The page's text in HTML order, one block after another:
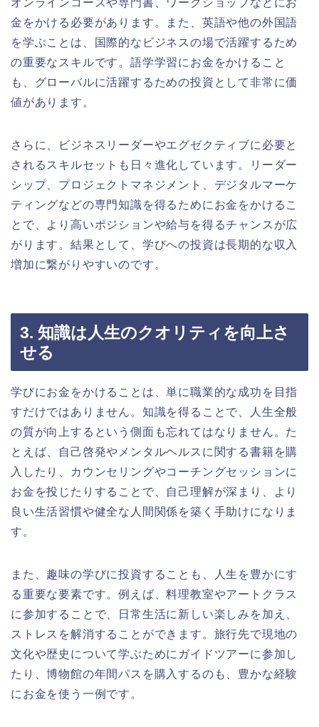
金をかける必要があります。また、英語や他の外国語
を学ぶことは、国際的なビジネスの場で活躍するため
の重要なスキルです。語学学習にお金をかけること
も、グローバルに活躍するための投資として非常に価
値があります。
さらに、ビジネスリーダーやエグゼクティブに必要と
されるスキルセットも日々進化しています。リーダー
シップ、プロジェクトマネジメント、デジタルマーケ
ティングなどの専門知識を得るためにお金をかけるこ
とで、より高いポジションや給与を得るチャンスが広
がります。結果として、学びへの投資は長期的な収入
増加に繋がりやすいのです。
3. 知識は人生のクオリティを向上さ
せる
学びにお金をかけることは、単に職業的な成功を目指
すだけではありません。知識を得ることで、人生全般
の質が向上するという側面も忘れてはなりません。た
とえば、自己啓発やメンタルヘルスに関する書籍を購
入したり、カウンセリングやコーチングセッションに
お金を投じたりすることで、自己理解が深まり、より
良い生活習慣や健全な人間関係を築く手助けになりま
す。
また、趣味の学びに投資することも、人生を豊かにす
る重要な要素です。例えば、料理教室やアートクラス
に参加することで、日常生活に新しい楽しみを加え、
ストレスを解消することができます。旅行先で現地の
文化や歴史について学ぶためにガイドツアーに参加し
たり、博物館の年間パスを購入するのも、豊かな経験
にお金を使う一例です。